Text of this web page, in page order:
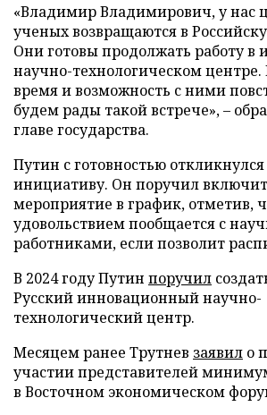
«Владимир Владимирович, у нас
ученых возвращаются в
Они готовы продолжать работу в
научно-технологическом центре.
время и возможность с ними
будем рады такой встрече», –
главе государства.
Путин с готовностью откликнулся
инициативу. Он поручил
мероприятие в график, отметив,
удовольствием пообщается с
работниками, если позволит
В 2024 году Путин поручил
Русский инновационный научно-
технологический центр.
Месяцем ранее Трутнев заявил о
участии представителей
в Восточном экономическом